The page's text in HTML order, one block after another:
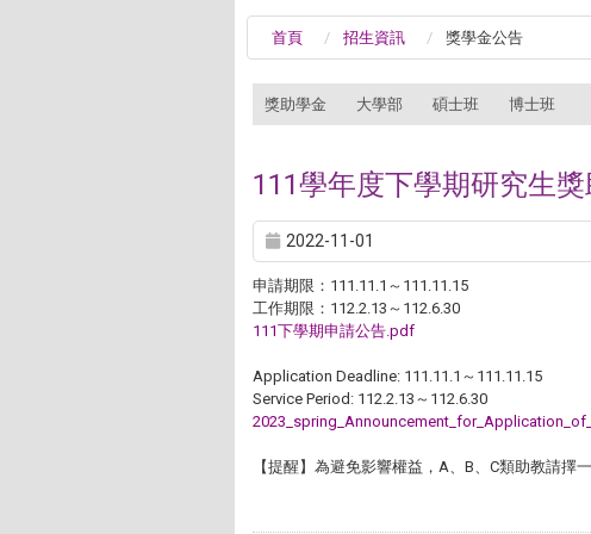
首頁 招生資訊 獎學金公告
獎助學金 大學部 碩士班 博士班
111學年度下學期研究生
2022-11-01
申請期限：111.11.1～111.11.15
工作期限：112.2.13～112.6.30
111下學期申請公告.pdf
Application Deadline: 111.11.1～111.11.15
Service Period: 112.2.13～112.6.30
【提醒】為避免影響權益，A、B、C類助教請